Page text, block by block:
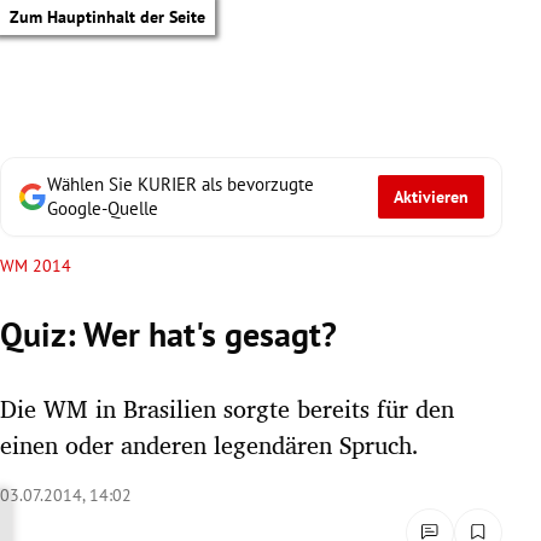
Zum Hauptinhalt der Seite
Untermenü
Wählen Sie KURIER als bevorzugte
Google-Quelle
Aktivieren
WM 2014
Quiz: Wer hat's gesagt?
Die WM in Brasilien sorgte bereits für den
einen oder anderen legendären Spruch.
03.07.2014, 14:02